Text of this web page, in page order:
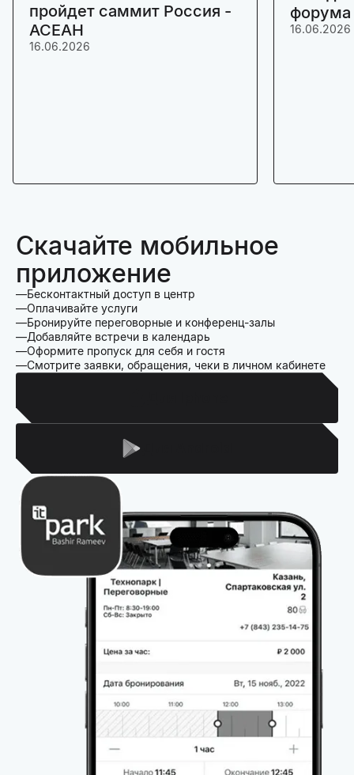
пройдет саммит Россия -
АСЕАН
16.06.2026
16.06.2026
Скачайте мобильное
приложение
Бесконтактный доступ в центр
Оплачивайте услуги
Бронируйте переговорные и конференц-залы
Добавляйте встречи в календарь
Оформите пропуск для себя и гостя
Смотрите заявки, обращения, чеки в личном кабинете